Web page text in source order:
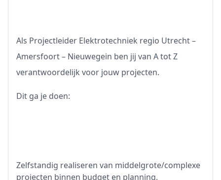
Als Projectleider Elektrotechniek regio Utrecht –
Amersfoort – Nieuwegein ben jij van A tot Z
verantwoordelijk voor jouw projecten.
Dit ga je doen:
Zelfstandig realiseren van middelgrote/complexe
projecten binnen budget en planning.